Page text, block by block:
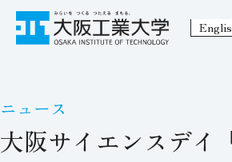
ニュース
大阪サイエンスデイ